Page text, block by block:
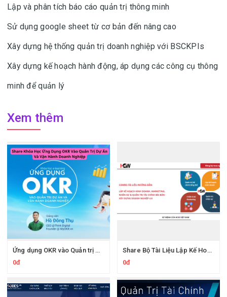
Lập và phân tích báo cáo quản trị thông minh
Sử dụng google sheet từ cơ bản đến nâng cao
Xây dựng hệ thống quản trị doanh nghiệp với BSCKPIs
Xây dựng kế hoạch hành động, áp dụng các công cụ thông
minh để quản lý
Xem thêm
Ứng dụng OKR vào Quản trị Dự án và Vận hành Doanh nghiệp
0đ
Share Bộ Tài Liệu Lập Kế Hoạch Kinh Doanh, Marketing, Nhân Sự & Quản Trị Tài Chính Bài Bản
0đ